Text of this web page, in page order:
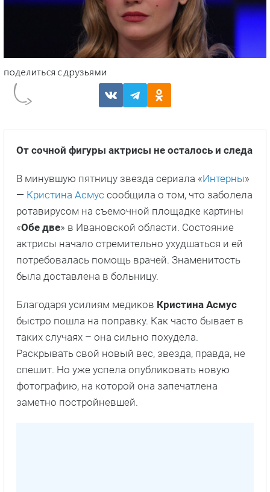
От сочной фигуры актрисы не осталось и следа
В минувшую пятницу звезда сериала «Интерны»
— Кристина Асмус сообщила о том, что заболела
ротавирусом на съемочной площадке картины
«Обе две» в Ивановской области. Состояние
актрисы начало стремительно ухудшаться и ей
потребовалась помощь врачей. Знаменитость
была доставлена в больницу.
Благодаря усилиям медиков Кристина Асмус
быстро пошла на поправку. Как часто бывает в
таких случаях – она сильно похудела.
Раскрывать свой новый вес, звезда, правда, не
спешит. Но уже успела опубликовать новую
фотографию, на которой она запечатлена
заметно постройневшей.